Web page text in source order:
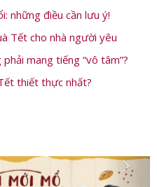
những điều cần lưu ý!
Tết cho nhà người yêu
mang tiếng “vô tâm”?
thiết thực nhất?